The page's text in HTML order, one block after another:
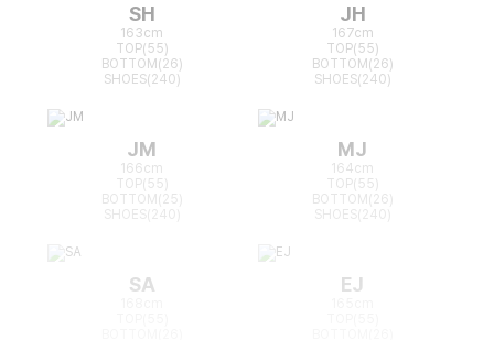
SH
163cm
TOP(55)
BOTTOM(26)
SHOES(240)
JH
167cm
TOP(55)
BOTTOM(26)
SHOES(240)
JM
166cm
TOP(55)
BOTTOM(25)
MJ
164cm
TOP(55)
BOTTOM(26)
SA EJ